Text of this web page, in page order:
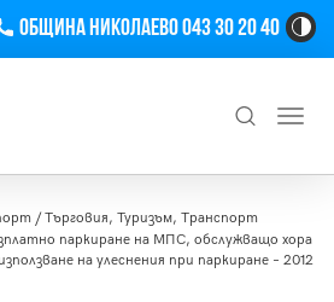
Телефон
Община Николаево 043 30 20 40
/ Търговия, Туризъм, Транспорт
паркиране на МПС, обслужващо хора
на улеснения при паркиране – 2012